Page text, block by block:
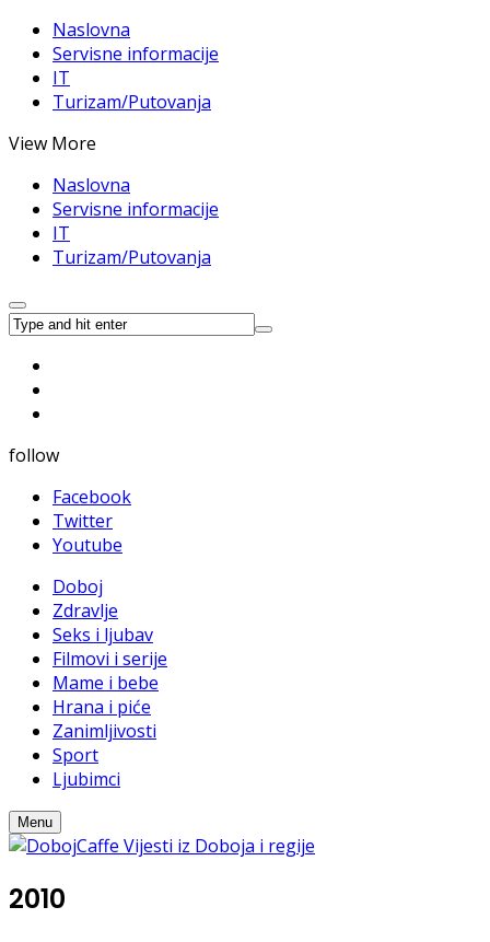
Naslovna
Servisne informacije
IT
Turizam/Putovanja
View More
Naslovna
Servisne informacije
IT
Turizam/Putovanja
follow
Facebook
Twitter
Youtube
Doboj
Zdravlje
Seks i ljubav
Filmovi i serije
Mame i bebe
Hrana i piće
Zanimljivosti
Sport
Ljubimci
Menu
2010